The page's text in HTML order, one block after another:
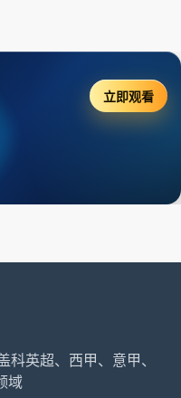
立即观看
英超、西甲、意甲、
域